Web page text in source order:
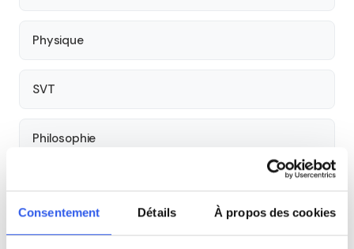
Consentement Détails À propos des cookies
Physique
SVT
Philosophie
Histoire
Économie